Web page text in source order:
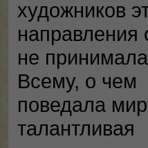
художников
направления
не
Всему, о чем
поведала
талантливая